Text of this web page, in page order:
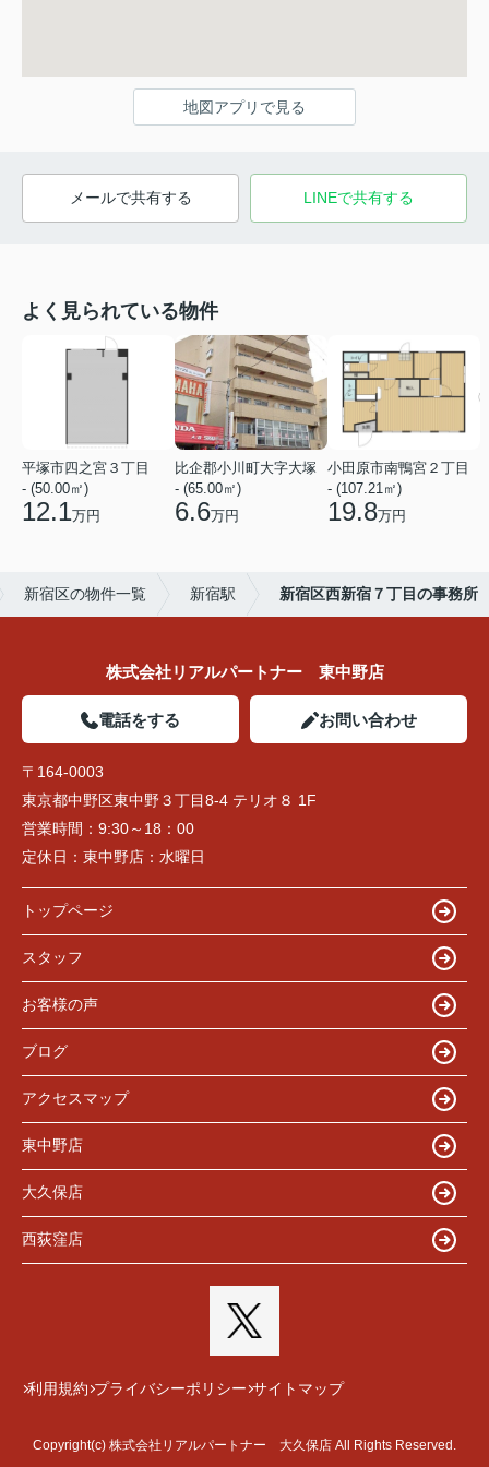
地図アプリで見る
メールで共有する LINEで共有する
よく見られている物件
平塚市四之宮３丁目
- (50.00㎡)
12.1万円
比企郡小川町大字大塚
- (65.00㎡)
6.6万円
小田原市南鴨宮２丁目
- (107.21㎡)
19.8万円
新宿区の物件一覧 新宿駅 新宿区西新宿７丁目の事務所
株式会社リアルパートナー 東中野店
電話をする お問い合わせ
〒164-0003
東京都中野区東中野３丁目8-4 テリオ８ 1F
営業時間： 9:30～18：00
定休日： 東中野店：水曜日
トップページ
スタッフ
お客様の声
ブログ
アクセスマップ
東中野店
大久保店
西荻窪店
利用規約 プライバシーポリシー サイトマップ
Copyright(c) 株式会社リアルパートナー 大久保店 All Rights Reserved.